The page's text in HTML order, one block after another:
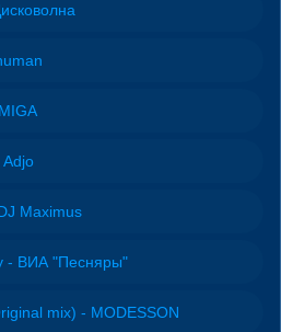
Maximus
- ВИА "Песняры"
mix) - MODESSON